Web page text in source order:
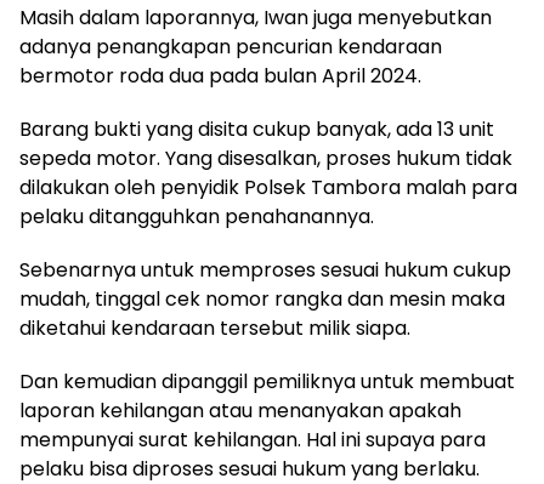
Masih dalam laporannya, Iwan juga menyebutkan
adanya penangkapan pencurian kendaraan
bermotor roda dua pada bulan April 2024.
Barang bukti yang disita cukup banyak, ada 13 unit
sepeda motor. Yang disesalkan, proses hukum tidak
dilakukan oleh penyidik Polsek Tambora malah para
pelaku ditangguhkan penahanannya.
Sebenarnya untuk memproses sesuai hukum cukup
mudah, tinggal cek nomor rangka dan mesin maka
diketahui kendaraan tersebut milik siapa.
Dan kemudian dipanggil pemiliknya untuk membuat
laporan kehilangan atau menanyakan apakah
mempunyai surat kehilangan. Hal ini supaya para
pelaku bisa diproses sesuai hukum yang berlaku.